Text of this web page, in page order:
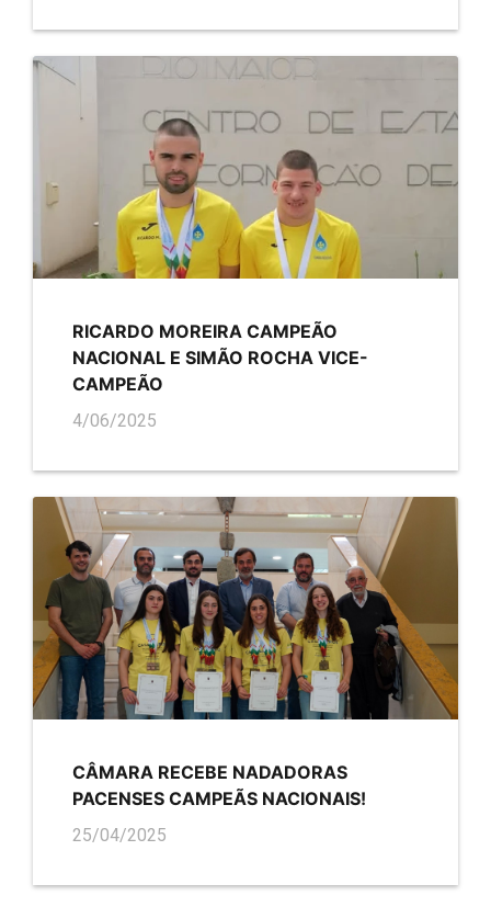
RICARDO MOREIRA CAMPEÃO
NACIONAL E SIMÃO ROCHA VICE-
CAMPEÃO
4/06/2025
CÂMARA RECEBE NADADORAS
PACENSES CAMPEÃS NACIONAIS!
25/04/2025